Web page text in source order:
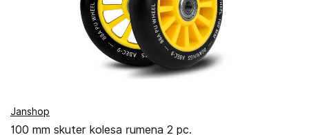
Janshop
100 mm skuter kolesa rumena 2 pc.